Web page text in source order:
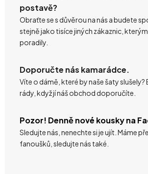
postavě?
Obraťte se s důvěrou na nás a budete
stejně jako tisíce jiných zákaznic, kterým
poradily.
Doporučte nás kamarádce.
Víte o dámě, které by naše šaty slušely?
rády, když jí náš obchod doporučíte.
Pozor! Denně nové kousky na
Sledujte nás, nenechte si je ujít. Máme
fanoušků, sledujte nás také.